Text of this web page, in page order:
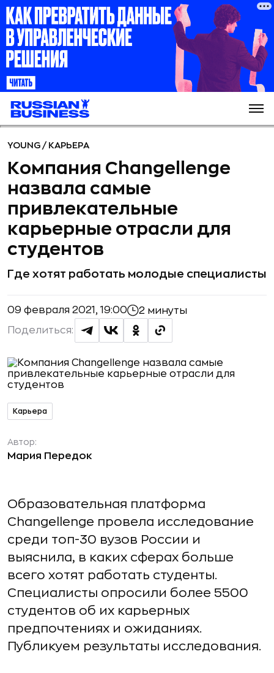
YOUNG / КАРЬЕРА
Компания Changellenge
назвала самые
привлекательные
карьерные отрасли для
студентов
Где хотят работать молодые специалисты
09 февраля 2021, 19:00 2 минуты
Поделиться:
Карьера
Автор:
Мария Передок
Образовательная платформа
Changellenge провела исследование
среди топ-30 вузов России и
выяснила, в каких сферах больше
всего хотят работать студенты.
Специалисты опросили более 5500
студентов об их карьерных
предпочтениях и ожиданиях.
Публикуем результаты исследования.